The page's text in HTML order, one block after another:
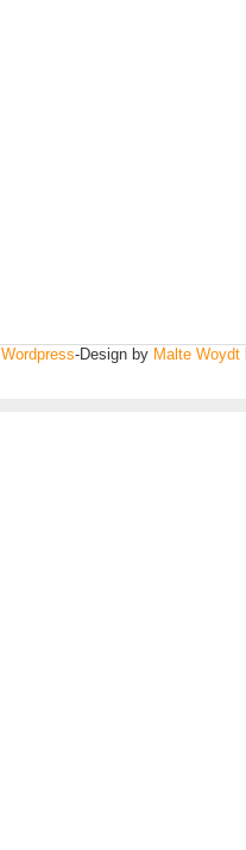
Wordpress-Design by Malte Woydt